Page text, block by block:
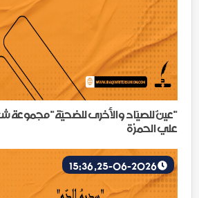
"عينٌ للصيّاد والأخرى للضحيّة" مجموعة
علي الحمزة